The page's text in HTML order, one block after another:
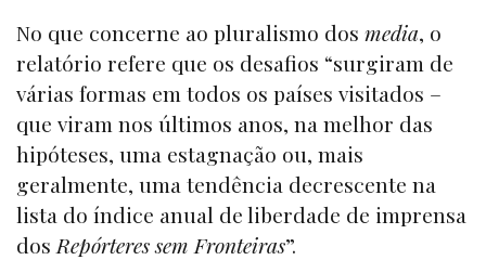
No que concerne ao pluralismo dos media, o
relatório refere que os desafios “surgiram de
várias formas em todos os países visitados –
que viram nos últimos anos, na melhor das
hipóteses, uma estagnação ou, mais
geralmente, uma tendência decrescente na
lista do índice anual de liberdade de imprensa
dos Repórteres sem Fronteiras”.